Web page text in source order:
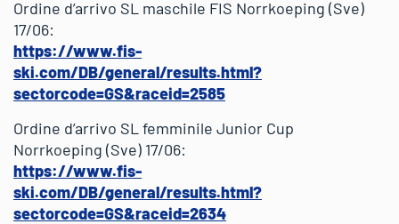
Ordine d’arrivo SL maschile FIS Norrkoeping (Sve)
17/06:
https://www.fis-
ski.com/DB/general/results.html?
sectorcode=GS&raceid=2585
Ordine d’arrivo SL femminile Junior Cup
Norrkoeping (Sve) 17/06:
https://www.fis-
ski.com/DB/general/results.html?
sectorcode=GS&raceid=2634